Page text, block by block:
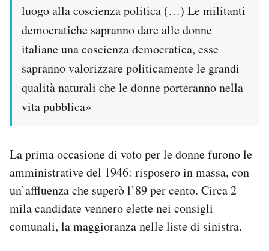
luogo alla coscienza politica (…) Le militanti
democratiche sapranno dare alle donne
italiane una coscienza democratica, esse
sapranno valorizzare politicamente le grandi
qualità naturali che le donne porteranno nella
vita pubblica»
La prima occasione di voto per le donne furono le
amministrative del 1946: risposero in massa, con
un’affluenza che superò l’89 per cento. Circa 2
mila candidate vennero elette nei consigli
comunali, la maggioranza nelle liste di sinistra.